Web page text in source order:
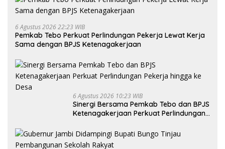
6 Agustus 2026 22:23 WIB
Pemkab Tebo Perkuat Perlindungan Pekerja Lewat Kerja
Sama dengan BPJS Ketenagakerjaan
6 Agustus 2026 10:23 WIB
Sinergi Bersama Pemkab Tebo dan BPJS
Ketenagakerjaan Perkuat Perlindungan